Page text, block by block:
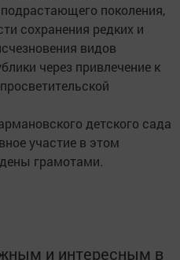
поколения,
сохранения редких и
видов
через привлечение к
детского сада
участие в этом
грамотами.
и интересным в